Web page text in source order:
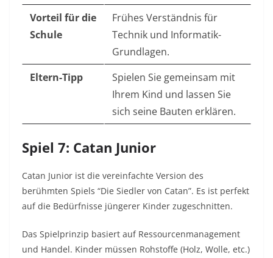
Vorteil für die
Schule
Frühes Verständnis für
Technik und Informatik-
Grundlagen.
Eltern-Tipp
Spielen Sie gemeinsam mit
Ihrem Kind und lassen Sie
sich seine Bauten erklären.
Spiel 7: Catan Junior
Catan Junior ist die vereinfachte Version des
berühmten Spiels “Die Siedler von Catan”. Es ist perfekt
auf die Bedürfnisse jüngerer Kinder zugeschnitten.
Das Spielprinzip basiert auf Ressourcenmanagement
und Handel. Kinder müssen Rohstoffe (Holz, Wolle, etc.)